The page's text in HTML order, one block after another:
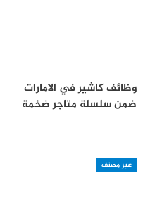
وظائف كاشير في الامارات
ضمن سلسلة متاجر ضخمة
غير مصنف